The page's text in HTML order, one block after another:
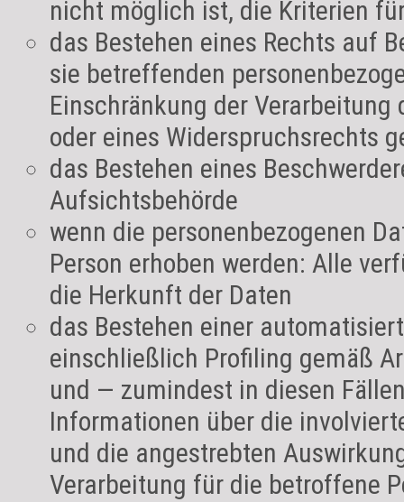
nicht möglich ist, die Kriterien
das Bestehen eines Rechts auf
sie betreffenden
Einschränkung der
oder eines Widerspruchsrechts
das Bestehen eines
Aufsichtsbehörde
wenn die personenbezogenen
Person erhoben werden: Alle
die Herkunft der Daten
das Bestehen einer
einschließlich Profiling gemäß
und — zumindest in diesen
Informationen über die
und die angestrebten
Verarbeitung für die betroffene